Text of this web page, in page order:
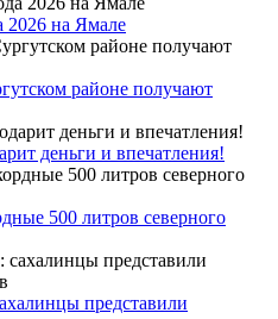
2026 на Ямале
районе получают
деньги и впечатления!
500 литров северного
представили